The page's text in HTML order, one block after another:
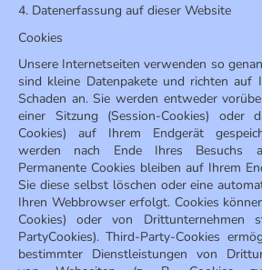
4. Datenerfassung auf dieser Website
Cookies
Unsere Internetseiten verwenden so
sind kleine Datenpakete und richten auf
Schaden an. Sie werden entweder
einer Sitzung (Session-Cookies) oder
Cookies) auf Ihrem Endgerät
werden nach Ende Ihres Besuchs
Permanente Cookies bleiben auf Ihrem
Sie diese selbst löschen oder eine
Ihren Webbrowser erfolgt. Cookies
Cookies) oder von Drittunternehmen
PartyCookies). Third-Party-Cookies
bestimmter Dienstleistungen von